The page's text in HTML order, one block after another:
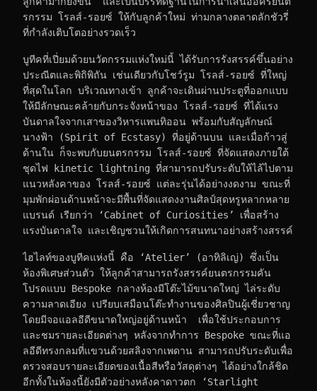
รกรรม โรลส์-รอยซ์ ให้กับลูกค้าใหม่ ท่ามกลางตลาดลักชัวรี่
ที่กำลังเติบโตอย่างรวดเร็ว
บูทีคที่เปี่ยมด้วยนวัตกรรมแห่งใหม่นี้ ได้รับการรังสรรค์ขึ้นอย่าง
ประณีตและพิถิพิถัน เช่นเดียวกับโชว์รูม โรลส์-รอยซ์ ที่ใหญ่
ที่สุดในโลก บริเวณทางเข้า ลูกค้าจะเดินผ่านประตูที่ออกแบบ
ให้มีลักษณะคล้ายกับกระจังหน้าของ โรลส์-รอยซ์ ที่ได้แรง
บันดาลใจจากเสาของวิหารแพนทิออน พร้อมกับสัญลักษณ์
นางฟ้า (Spirit of Ecstasy) ที่อยู่ด้านบน และเมื่อก้าวสู่
ด้านใน ก็จะพบกับยนตรกรรม โรลส์-รอยซ์ ที่จัดแสดงภายใต้
ชุดไฟ kinetic lightning ที่สามารถปรับระดับให้ไล้ไปตาม
แนวหลังคาของ โรลส์-รอยซ์ แต่ละรุ่นได้อย่างงดงาม ขณะที่
มุมพักผ่อนด้านหน้าจะมีพื้นที่จัดแสดงงานศิลป์สุดหรูหลากหลาย
แบรนด์ เรียกว่า ‘Cabinet of Curiosities’ เพื่อสร้าง
แรงบันดาลใจ และเชิญชวนให้เกิดการสนทนาอย่างสร้างสรรค์
ไฮไลท์ของบูทีคแห่งนี้ คือ ‘Atelier’ (อาทิลิเญ่) ซึ่งเป็น
ห้องพิเศษส่วนตัว ให้ลูกค้าสามารถรังสรรค์ยนตรกรรมคัน
โปรดแบบ Bespoke กลางห้องมีโต๊ะไม้ขนาดใหญ่ ไล่ระดับ
ความลาดเอียง เปรียบเสมือนโต๊ะทำงานของศิลปินผู้เชี่ยวชาญ
โดยมีจอแอลอีดีขนาดใหญ่อยู่ด้านหน้า  เพื่อใช้ประกอบการ
และชมรายละเอียดต่างๆ หลังจากทำการ Bespoke ขณะที่แอ
ลอีดีทรงกลมที่แขวนด้วยสลิงจากเพดาน สามารถปรับระดับเพื่อ
ตรวจสอบรายละเอียดของเนื้อสีหรือวัสดุต่างๆ ได้อย่างใกล้ชิด
อีกทั้งในห้องนี้ยังมีตัวอย่างหลังคาดาวตก ‘Starlight